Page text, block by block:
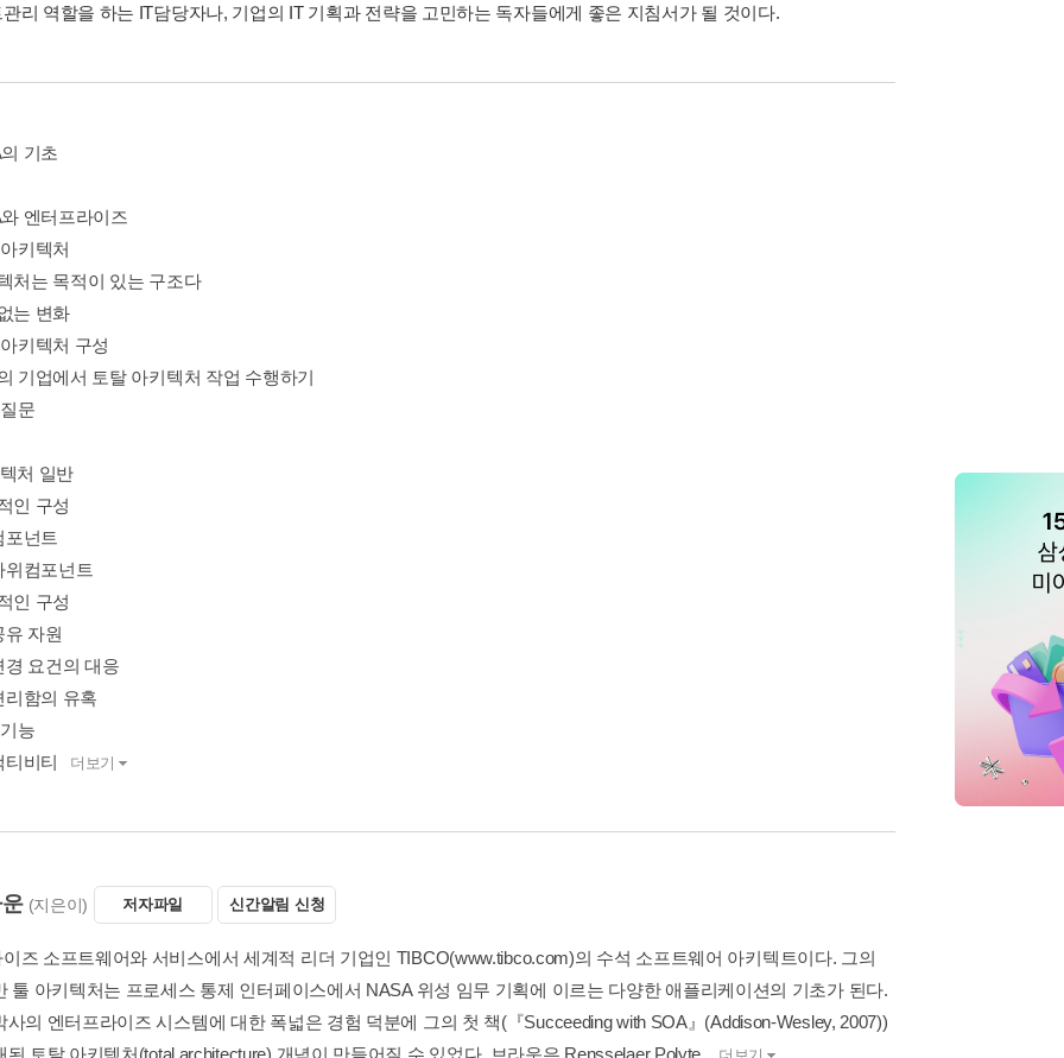
리 역할을 하는 IT담당자나, 기업의 IT 기획과 전략을 고민하는 독자들에게 좋은 지침서가 될 것이다.
기초
엔터프라이즈
키텍처
처는 목적이 있는 구조다
는 변화
키텍처 구성
기업에서 토탈 아키텍처 작업 수행하기
문
처 일반
인 구성
포넌트
위컴포넌트
인 구성
유 자원
경 요건의 대응
리함의 유혹
능
티비티
더보기
(지은이) 저자파일 신간알림 신청
즈 소프트웨어와 서비스에서 세계적 리더 기업인 TIBCO(www.tibco.com)의 수석 소프트웨어 아키텍트이다. 그의
툴 아키텍처는 프로세스 통제 인터페이스에서 NASA 위성 임무 기획에 이르는 다양한 애플리케이션의 기초가 된다.
사의 엔터프라이즈 시스템에 대한 폭넓은 경험 덕분에 그의 첫 책(『Succeeding with SOA』(Addison-Wesley, 2007))
된 토탈 아키텍처(total architecture) 개념이 만들어질 수 있었다. 브라운은 Rensselaer Polyte...